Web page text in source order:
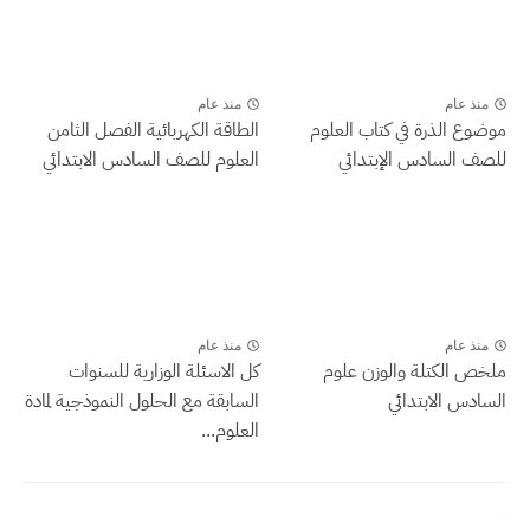
منذ عام
موضوع الذرة في كتاب العلوم
للصف السادس الإبتدائي
منذ عام
الطاقة الكهربائية الفصل الثامن
العلوم للصف السادس الابتدائي
منذ عام
ملخص الكتلة والوزن علوم
السادس الابتدائي
منذ عام
كل الاسئلة الوزارية للسنوات
السابقة مع الحلول النموذجية لمادة
العلوم...